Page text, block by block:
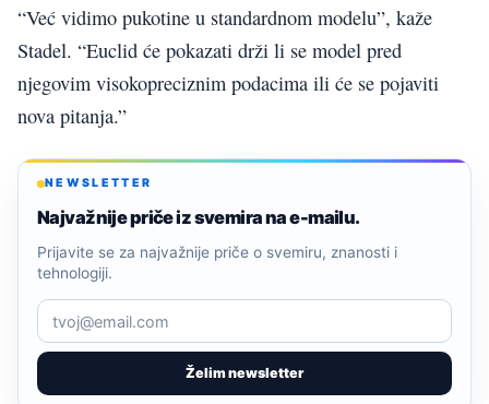
“Već vidimo pukotine u standardnom modelu”, kaže
Stadel. “Euclid će pokazati drži li se model pred
njegovim visokopreciznim podacima ili će se pojaviti
nova pitanja.”
NEWSLETTER
Najvažnije priče iz svemira na e-mailu.
Želim newsletter
Prijavite se za najvažnije priče o svemiru, znanosti i
tehnologiji.